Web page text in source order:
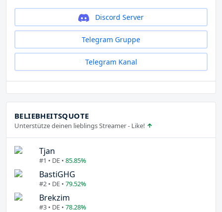
Discord Server
Telegram Gruppe
Telegram Kanal
BELIEBHEITSQUOTE
Unterstütze deinen lieblings Streamer - Like!
Tjan
#1 • DE • 85.85%
BastiGHG
#2 • DE • 79.52%
Brekzim
#3 • DE • 78.28%